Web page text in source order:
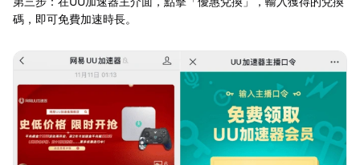
碼，即可免費加速時長。